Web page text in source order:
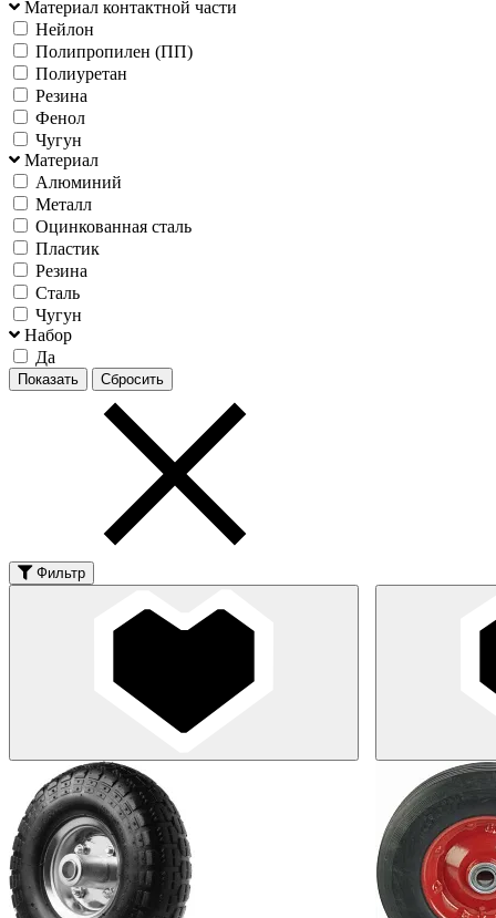
Материал контактной части
Нейлон
Полипропилен (ПП)
Полиуретан
Резина
Фенол
Чугун
Материал
Алюминий
Металл
Оцинкованная сталь
Пластик
Резина
Сталь
Чугун
Набор
Да
Фильтр